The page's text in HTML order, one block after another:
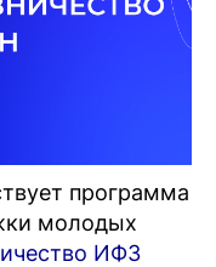
программа
молодых
ИФЗ